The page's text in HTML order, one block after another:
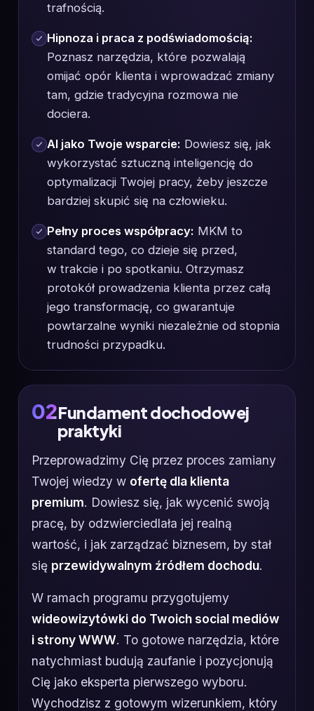
trafnością.
Hipnoza i praca z podświadomością:
Poznasz narzędzia, które pozwalają
omijać opór klienta i wprowadzać zmiany
tam, gdzie tradycyjna rozmowa nie
dociera.
AI jako Twoje wsparcie: Dowiesz się, jak
wykorzystać sztuczną inteligencję do
optymalizacji Twojej pracy, żeby jeszcze
bardziej skupić się na człowieku.
Pełny proces współpracy: MKM to
standard tego, co dzieje się przed,
w trakcie i po spotkaniu. Otrzymasz
protokół prowadzenia klienta przez całą
jego transformację, co gwarantuje
powtarzalne wyniki niezależnie od stopnia
trudności przypadku.
02Fundament dochodowej
praktyki
Przeprowadzimy Cię przez proces zamiany
Twojej wiedzy w ofertę dla klienta
premium. Dowiesz się, jak wycenić swoją
pracę, by odzwierciedlała jej realną
wartość, i jak zarządzać biznesem, by stał
się przewidywalnym źródłem dochodu.
W ramach programu przygotujemy
wideowizytówki do Twoich social mediów
i strony WWW. To gotowe narzędzia, które
natychmiast budują zaufanie i pozycjonują
Cię jako eksperta pierwszego wyboru.
Wychodzisz z gotowym wizerunkiem, który